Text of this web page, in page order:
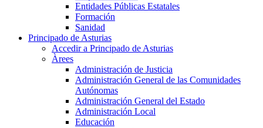
Entidades Públicas Estatales
Formación
Sanidad
Principado de Asturias
Accedir a Principado de Asturias
Àrees
Administración de Justicia
Administración General de las Comunidades
Autónomas
Administración General del Estado
Administración Local
Educación